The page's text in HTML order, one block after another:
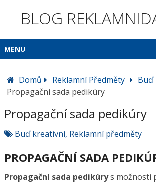
BLOG
MENU
Domů Reklamní Předměty
Buď
Propagační sada pedikúry
Propagační sada pedikúry
Buď kreativní, Reklamní předměty
PROPAGAČNÍ SADA
Propagační sada pedikúrys možností